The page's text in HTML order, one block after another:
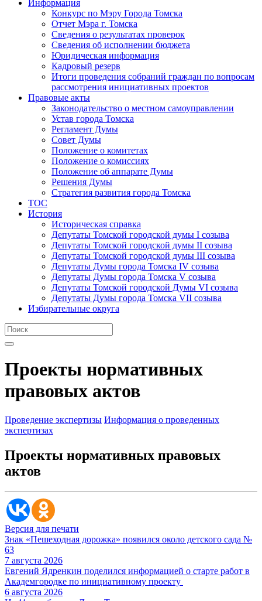
Информация
Конкурс по Мэру Города Томска
Отчет Мэра г. Томска
Сведения о результатах проверок
Сведения об исполнении бюджета
Юридическая информация
Кадровый резерв
Итоги проведения собраний граждан по вопросам
рассмотрения инициативных проектов
Правовые акты
Законодательство о местном самоуправлении
Устав города Томска
Регламент Думы
Совет Думы
Положение о комитетах
Положение о комиссиях
Положение об аппарате Думы
Решения Думы
Стратегия развития города Томска
ТОС
История
Историческая справка
Депутаты Томской городской думы I созыва
Депутаты Томской городской думы II созыва
Депутаты Томской городской думы III созыва
Депутаты Думы города Томска IV созыва
Депутаты Думы города Томска V созыва
Депутаты Томской городской Думы VI созыва
Депутаты Думы города Томска VII созыва
Избирательные округа
Проекты нормативных
правовых актов
Проведение экспертизы Информация о проведенных
экспертизах
Проекты нормативных правовых
актов
Версия для печати
Знак «Пешеходная дорожка» появился около детского сада №
63
7 августа 2026
Евгений Ядренкин поделился информацией о старте работ в
Академгородке по инициативному проекту
6 августа 2026